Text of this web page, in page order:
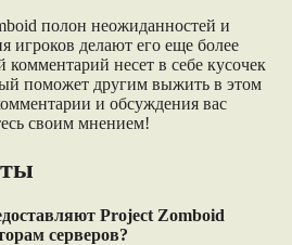
полон неожиданностей и
игроков делают его еще более
несет в себе кусочек
поможет другим выжить в этом
и обсуждения вас
своим мнением!
Project Zomboid
серверов?